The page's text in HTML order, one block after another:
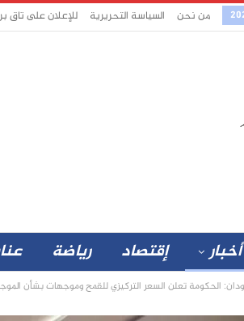
من نحن السياسة التحريرية للإعلان على تاق
أخبار إقتصاد رياضة
الحكومة تعلن السعر التركيزي للقمح وموجهات بشأن